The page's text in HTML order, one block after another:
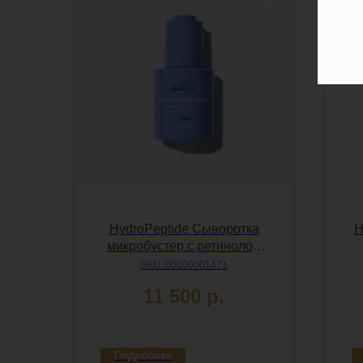
HydroPeptide Сыворотка
микробустер с ретинолом
0,25% для обновления и
SKU: 00000001471
11 500 р.
Подробнее